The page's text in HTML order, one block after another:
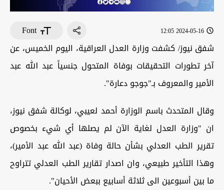
2024-05-16 12:05
Font
شفق نيوز/ كشفت وزارة العدل العراقية، اليوم الخميس، عن
آخر تطورات التحقيقات بوفاة المتحول جنسياً عبد الله عبد
الأمير والمعروف بـ"جوجو دعارة".
وقال المتحدث باسم الوزارة أحمد لعيبي، لوكالة شفق نيوز،
ان "وزارة العدل لغاية الآن لم يصلها أي شيء بخصوص
تقرير الطب العدلي بشأن حالة وفاة (عبد الله عبد الأمير)،
وهذا التأخير طبيعي، وان اصدار تقارير الطب العدلي تتراوح
ما بين أسبوعين الى ثلاثة أسابيع ببعض الأحيان".